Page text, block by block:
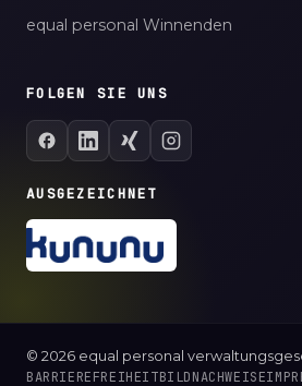
equal personal Winnenden
FOLGEN SIE UNS
AUSGEZEICHNET
© 2026 equal personal
BARRIEREFREIHEITBILDNACHWEISE